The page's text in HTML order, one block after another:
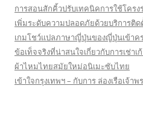
การสอนสักคิ้วปรับเทคนิคการใช้โคร
เพิ่มระดับความปลอดภัยด้วยบริการติ
เกมโชว์แปลภาษาญี่ปุ่นของญี่ปุ่นเข้าค
ข้อเท็จจริงที่น่าสนใจเกี่ยวกับการเช่าเ
ผ้าไหมไทยสมัยใหม่อนิเมะซับไทย
เข้าใจกรุงเทพฯ – กับการ ล่องเรือเจ้า